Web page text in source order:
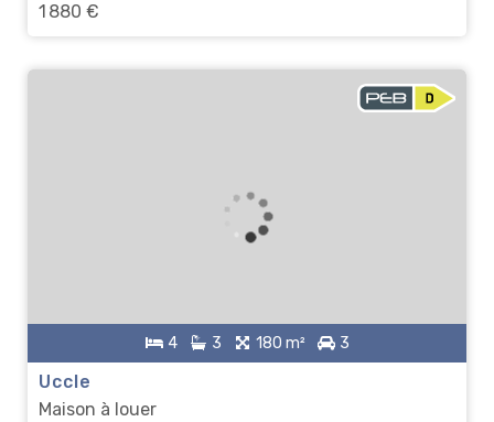
1 880 €
4 3 180 m² 3
Uccle
Maison à louer